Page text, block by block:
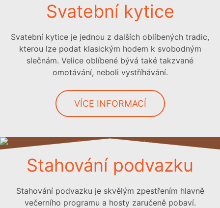
Svatební kytice
Svatební kytice je jednou z dalších oblíbených tradic,
kterou lze podat klasickým hodem k svobodným
slečnám. Velice oblíbené bývá také takzvané
omotávání, neboli vystříhávání.
VÍCE INFORMACÍ
Stahování podvazku
Stahování podvazku je skvělým zpestřením hlavně
večerního programu a hosty zaručeně pobaví.